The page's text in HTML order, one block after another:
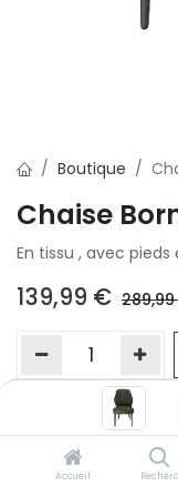
Accueil
Boutique
Chaise
En tissu , avec
139,99 € 289,99
Ajouter à la
Si vous ne pouvez
victime de son